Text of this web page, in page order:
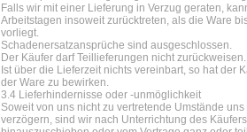
Falls wir mit einer Lieferung in Verzug geraten,
Arbeitstagen insoweit zurücktreten, als die Ware
vorliegt.
Schadenersatzansprüche sind ausgeschlossen.
Der Käufer darf Teillieferungen nicht zurückweisen.
Ist über die Lieferzeit nichts vereinbart, so hat der
der Ware zu bewirken.
3.4 Lieferhindernisse oder -unmöglichkeit
Soweit von uns nicht zu vertretende Umstände
verzögern, sind wir nach Unterrichtung des